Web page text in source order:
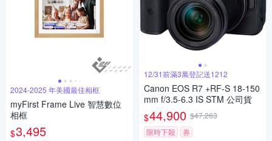
2024-2025 年美國最佳相框
myFirst Frame Live 智慧數位
相框
$3,495
12/31前滿3萬登記送1212
Canon EOS R7 +RF-S 18-150
mm f/3.5-6.3 IS STM 公司貨
$44,900 $47,263
限時下殺
券